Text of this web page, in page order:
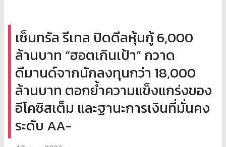
เซ็นทรัล รีเทล ปิดดีลหุ้นกู้ 6,000
ล้านบาท “ฮอตเกินเป้า” กวาด
ดีมานด์จากนักลงทุนกว่า 18,000
ล้านบาท ตอกย้ำความแข็งแกร่งของ
อีโคซิสเต็ม และฐานะการเงินที่มั่นคง
ระดับ AA-